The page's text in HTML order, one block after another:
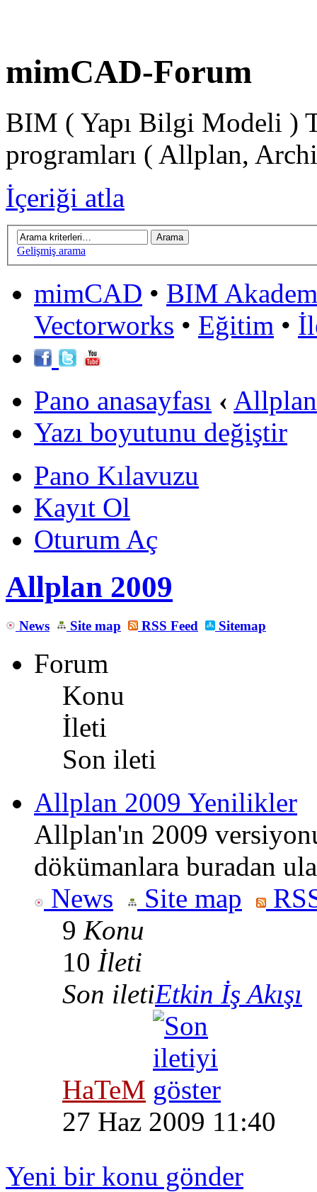
mimCAD-Forum
BIM ( Yapı Bilgi Modeli )
programları ( Allplan,
İçeriği atla
Gelişmiş arama
mimCAD • BIM
Vectorworks • Eğitim •
Pano anasayfası ‹
Yazı boyutunu değiştir
Pano Kılavuzu
Kayıt Ol
Oturum Aç
Allplan 2009
News Site map RSS Feed Sitemap
Forum
Konu
İleti
Son ileti
Allplan 2009 Yenilikler
Allplan'ın 2009
dökümanlara buradan
News
Site map
9 Konu
10 İleti
Son iletiEtkin İş Akışı
HaTeM
27 Haz 2009 11:40
Yeni bir konu gönder